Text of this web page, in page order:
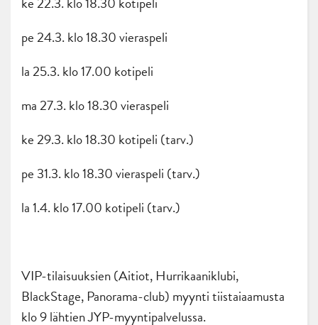
pe 24.3. klo 18.30 vieraspeli
la 25.3. klo 17.00 kotipeli
ma 27.3. klo 18.30 vieraspeli
ke 29.3. klo 18.30 kotipeli (tarv.)
pe 31.3. klo 18.30 vieraspeli (tarv.)
la 1.4. klo 17.00 kotipeli (tarv.)
VIP-tilaisuuksien (Aitiot, Hurrikaaniklubi,
BlackStage, Panorama-club) myynti tiistaiaamusta
klo 9 lähtien JYP-myyntipalvelussa.